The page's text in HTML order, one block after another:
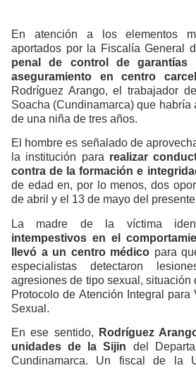
En atención a los elementos
aportados por la Fiscalía General
penal de control de garantías
aseguramiento en centro
Rodríguez Arango, el trabajador
Soacha (Cundinamarca) que habría
de una niña de tres años.
El hombre es señalado de
la institución para realizar
contra de la formación e
de edad en, por lo menos, dos
de abril y el 13 de mayo del
La madre de la víctima
intempestivos en el
llevó a un centro médico para
especialistas detectaron
agresiones de tipo sexual, situación
Protocolo de Atención Integral
Sexual.
En ese sentido,
Rodríguez
unidades de la Sijin del
Cundinamarca. Un fiscal de la